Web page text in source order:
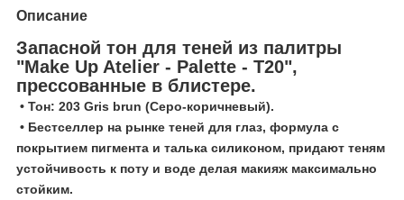
Описание
Запасной тон для теней из палитры
"Make Up Atelier - Palette - T20",
прессованные в блистере.
• Тон: 203 Gris brun (Серо-коричневый).
• Бестселлер на рынке теней для глаз, формула с
покрытием пигмента и талька силиконом, придают теням
устойчивость к поту и воде делая макияж максимально
стойким.